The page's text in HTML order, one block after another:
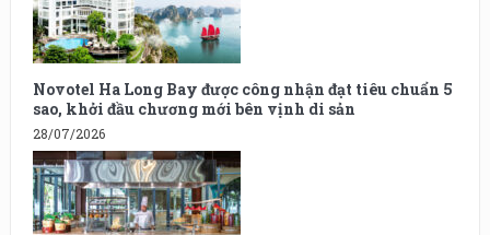
Novotel Ha Long Bay được công nhận đạt tiêu chuẩn 5
sao, khởi đầu chương mới bên vịnh di sản
28/07/2026